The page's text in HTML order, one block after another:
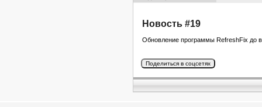
Новость #19
Обновление программы RefreshFix до